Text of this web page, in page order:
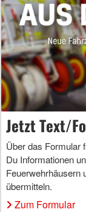
Jetzt Text/
Über das Formular
Du Informationen
Feuerwehrhäusern
übermitteln.
Zum Formular